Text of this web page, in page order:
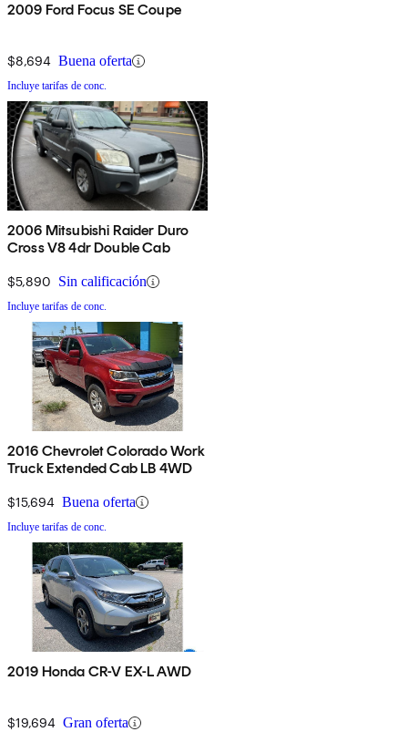
2009 Ford Focus SE Coupe
$8,694 Buena oferta
Incluye tarifas de conc.
2006 Mitsubishi Raider Duro
Cross V8 4dr Double Cab
$5,890 Sin calificación
Incluye tarifas de conc.
2016 Chevrolet Colorado Work
Truck Extended Cab LB 4WD
$15,694 Buena oferta
Incluye tarifas de conc.
2019 Honda CR-V EX-L AWD
$19,694 Gran oferta